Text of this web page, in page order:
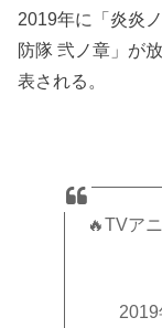
2019年に「炎炎
防隊 弐ノ章」が
表される。
🔥TVア
2019